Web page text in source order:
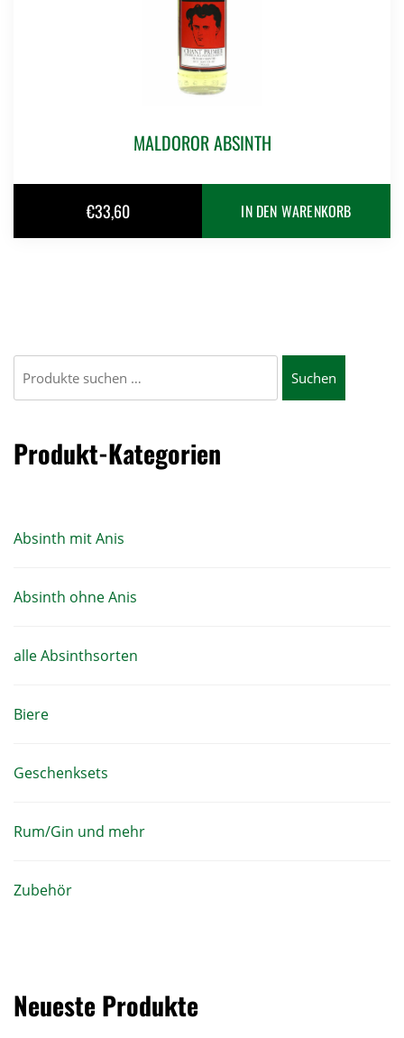
MALDOROR ABSINTH
€33,60 IN DEN WARENKORB
Suchen
nach:
Suchen
Produkt-Kategorien
Absinth mit Anis
Absinth ohne Anis
alle Absinthsorten
Biere
Geschenksets
Rum/Gin und mehr
Zubehör
Neueste Produkte